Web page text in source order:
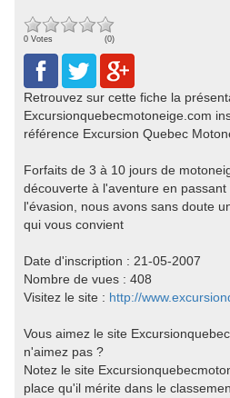
0 Votes (0)
Retrouvez sur cette fiche la
Excursionquebecmotoneige.com
référence Excursion Quebec
Forfaits de 3 à 10 jours de
découverte à l'aventure en
l'évasion, nous avons sans doute
qui vous convient
Date d'inscription : 21-05-2007
Nombre de vues : 408
Visitez le site : http://
Vous aimez le site
n'aimez pas ?
Notez le site
place qu'il mérite dans le